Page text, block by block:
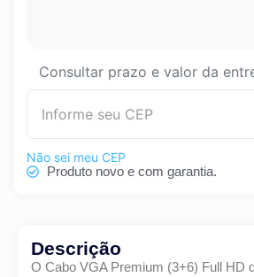
Consultar prazo e valor da
Não sei meu CEP
Produto novo e com garantia.
Descrição
O Cabo VGA Premium (3+6) Full HD